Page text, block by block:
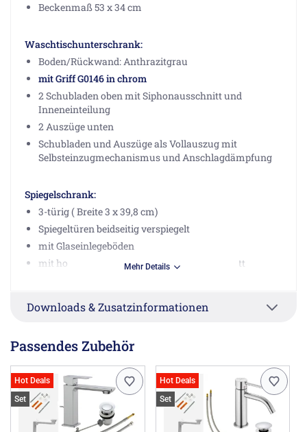
Beckenmaß 53 x 34 cm
Waschtischunterschrank:
Boden/Rückwand: Anthrazitgrau
mit Griff G0146 in chrom
2 Schubladen oben mit Siphonausschnitt und
Inneneinteilung
2 Auszüge unten
Schubladen und Auszüge als Vollauszug mit
Selbsteinzugmechanismus und Anschlagdämpfung
Spiegelschrank:
3-türig ( Breite 3 x 39,8 cm)
Spiegeltüren beidseitig verspiegelt
mit Glaseinlegeböden
mit horizontaler LED-Aufsatzleuchte 11,3 Watt
Schutzart: IP24
Die mittlere Spiegeltür hat den Anschlag rechts, die
seitlichen Spiegeltüren haben den Anschlag außen.
Die Elektroanschlüsse entsprechen der deutschen Norm.
Herstellerinformationen
Burgbad GmbH, Morsbacher Str. 15, 91171 Greding DE,
Mehr Details
Downloads & Zusatzinformationen
Passendes Zubehör
Hot Deals
Set
Hot Deals
Set